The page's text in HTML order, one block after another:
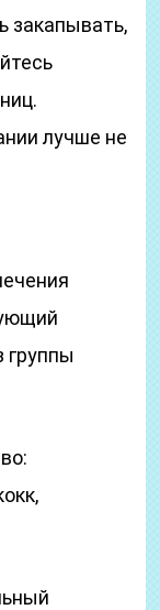
закапывать,
лучше не
группы